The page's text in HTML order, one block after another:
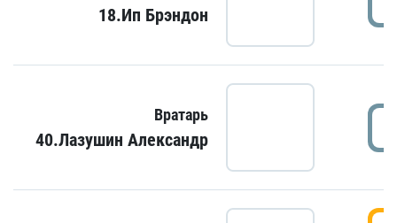
18.Ип Брэндон
Вратарь
40.Лазушин Александр